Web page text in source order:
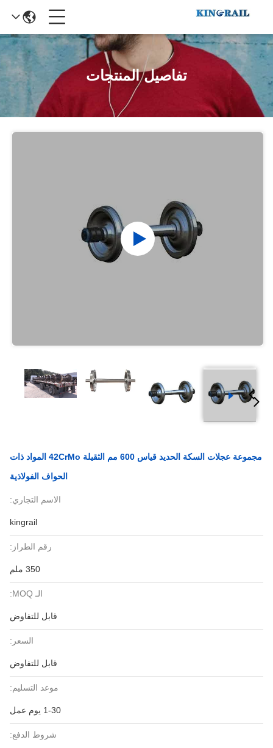
تفاصيل المنتجات
مجموعة عجلات السكة الحديد قياس 600 مم الثقيلة 42CrMo المواد ذات
الحواف الفولاذية
الاسم التجاري:
kingrail
رقم الطراز:
350 ملم
الـ MOQ:
قابل للتفاوض
السعر:
قابل للتفاوض
موعد التسليم:
1-30 يوم عمل
شروط الدفع: